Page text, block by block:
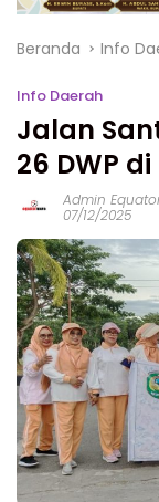
Beranda Info
Info Daerah
Jalan
26 DWP
Admin
07/12/2025